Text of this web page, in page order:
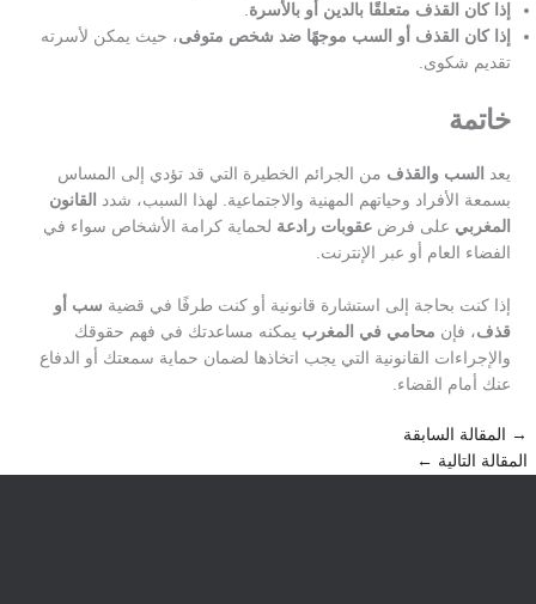
إذا كان القذف متعلقًا بالدين أو بالأسرة.
إذا كان القذف أو السب موجهًا ضد شخص متوفى ، حيث يمكن لأسرته
تقديم شكوى.
خاتمة
يعد السب والقذفمن الجرائم الخطيرة التي قد تؤدي إلى المساس
بسمعة الأفراد وحياتهم المهنية والاجتماعية. لهذا السبب، شدد القانون
المغربي على فرض عقوبات رادعةلحماية كرامة الأشخاص سواء في
الفضاء العام أو عبر الإنترنت.
إذا كنت بحاجة إلى استشارة قانونية أو كنت طرفًا في قضية سب أو
قذف، فإن محامي في المغربيمكنه مساعدتك في فهم حقوقك
والإجراءات القانونية التي يجب اتخاذها لضمان حماية سمعتك أو الدفاع
عنك أمام القضاء.
→المقالة السابقة
المقالة التالية ←